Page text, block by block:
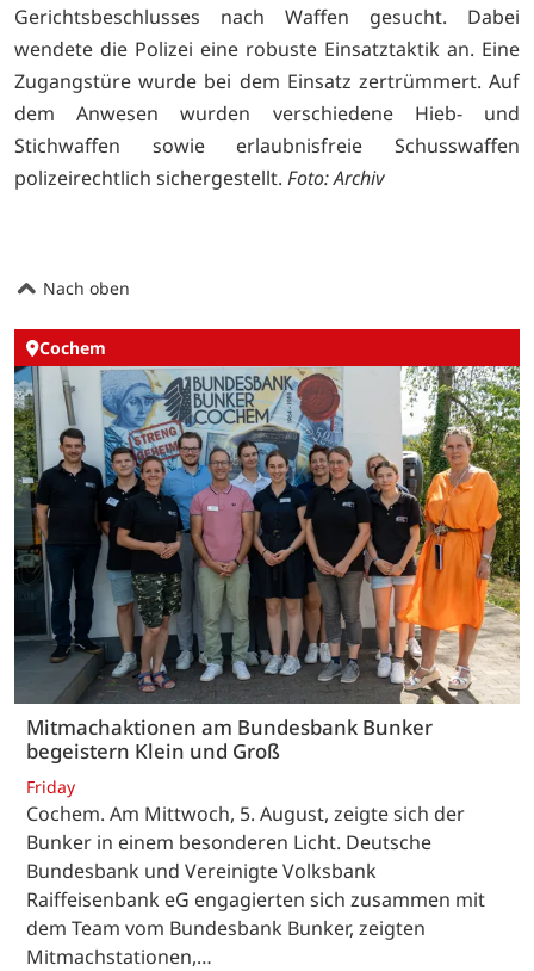
Gerichtsbeschlusses nach Waffen gesucht. Dabei
wendete die Polizei eine robuste Einsatztaktik an. Eine
Zugangstüre wurde bei dem Einsatz zertrümmert. Auf
dem Anwesen wurden verschiedene Hieb- und
Stichwaffen sowie erlaubnisfreie Schusswaffen
polizeirechtlich sichergestellt. Foto: Archiv
Nach oben
Cochem
Mitmachaktionen am Bundesbank Bunker
begeistern Klein und Groß
Friday
Cochem. Am Mittwoch, 5. August, zeigte sich der
Bunker in einem besonderen Licht. Deutsche
Bundesbank und Vereinigte Volksbank
Raiffeisenbank eG engagierten sich zusammen mit
dem Team vom Bundesbank Bunker, zeigten
Mitmachstationen,…